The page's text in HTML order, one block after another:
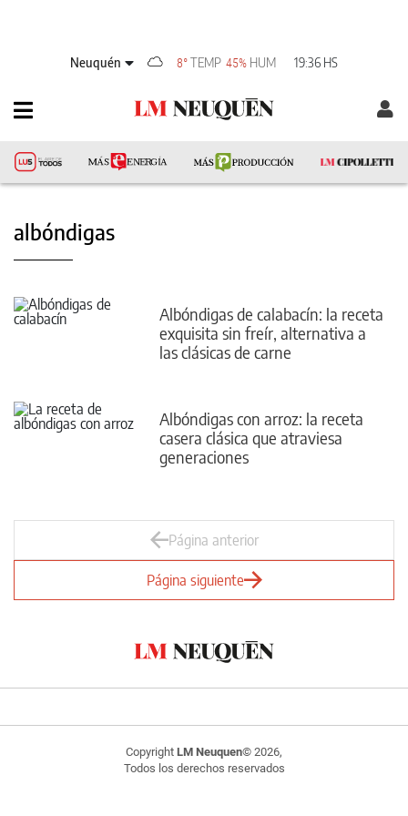
Neuquén 8° TEMP 45% HUM 19:36 HS
albóndigas
Albóndigas de calabacín: la receta
exquisita sin freír, alternativa a
las clásicas de carne
Albóndigas con arroz: la receta
casera clásica que atraviesa
generaciones
Página anterior
Página siguiente
Copyright LM Neuquen© 2026,
Todos los derechos reservados